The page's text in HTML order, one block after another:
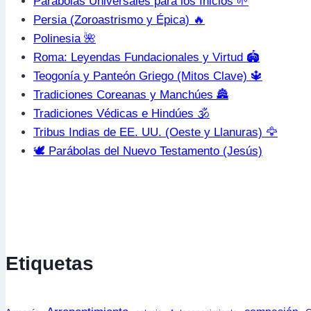
Persia (Zoroastrismo y Épica) 🔥
Polinesia 🌺
Roma: Leyendas Fundacionales y Virtud 🏟️
Teogonía y Panteón Griego (Mitos Clave) 🔱
Tradiciones Coreanas y Manchúes 🏯
Tradiciones Védicas e Hindúes 🕉️
Tribus Indias de EE. UU. (Oeste y Llanuras) 🦅
🕊️ Parábolas del Nuevo Testamento (Jesús)
Etiquetas